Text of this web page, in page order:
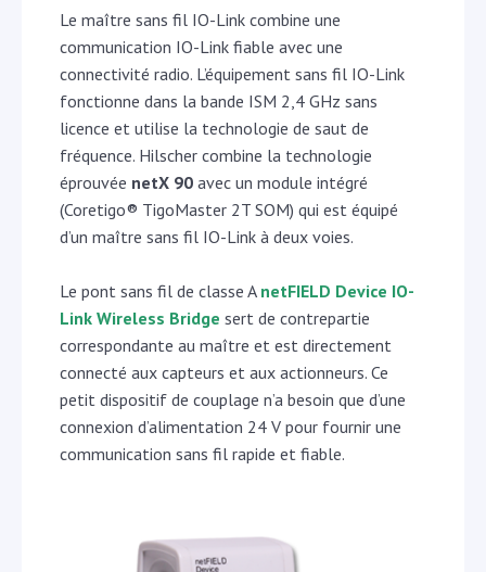
Le maître sans fil IO-Link combine une
communication IO-Link fiable avec une
connectivité radio. L’équipement sans fil IO-Link
fonctionne dans la bande ISM 2,4 GHz sans
licence et utilise la technologie de saut de
fréquence. Hilscher combine la technologie
éprouvée netX 90 avec un module intégré
(Coretigo® TigoMaster 2T SOM) qui est équipé
d’un maître sans fil IO-Link à deux voies.
Le pont sans fil de classe A netFIELD Device IO-
Link Wireless Bridge sert de contrepartie
correspondante au maître et est directement
connecté aux capteurs et aux actionneurs. Ce
petit dispositif de couplage n’a besoin que d’une
connexion d’alimentation 24 V pour fournir une
communication sans fil rapide et fiable.